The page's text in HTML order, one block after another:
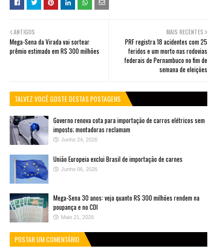
MAIS RECENTES
PRF registra 18 acidentes com 25
feridos e um morto nas rodovias
federais de Pernambuco no fim de
semana de eleições
ANTIGOS
Mega-Sena da Virada vai sortear
prêmio estimado em R$ 300 milhões
TALVEZ VOCÊ GOSTE DESTAS POSTAGENS
Governo renova cota para importação de carros elétricos sem
imposto; montadoras reclamam
Junho 24, 2026
União Europeia exclui Brasil de importação de carnes
Junho 06, 2026
Mega-Sena 30 anos: veja quanto R$ 300 milhões rendem na
poupança e no CDI
Maio 21, 2026
POSTAR UM COMENTÁRIO